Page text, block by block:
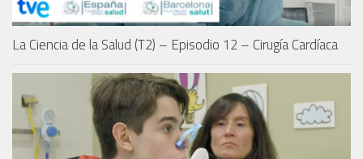
La Ciencia de la Salud (T2) – Episodio 12 – Cirugía Cardíaca